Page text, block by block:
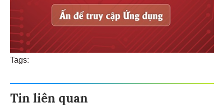
Tags:
Tin liên quan